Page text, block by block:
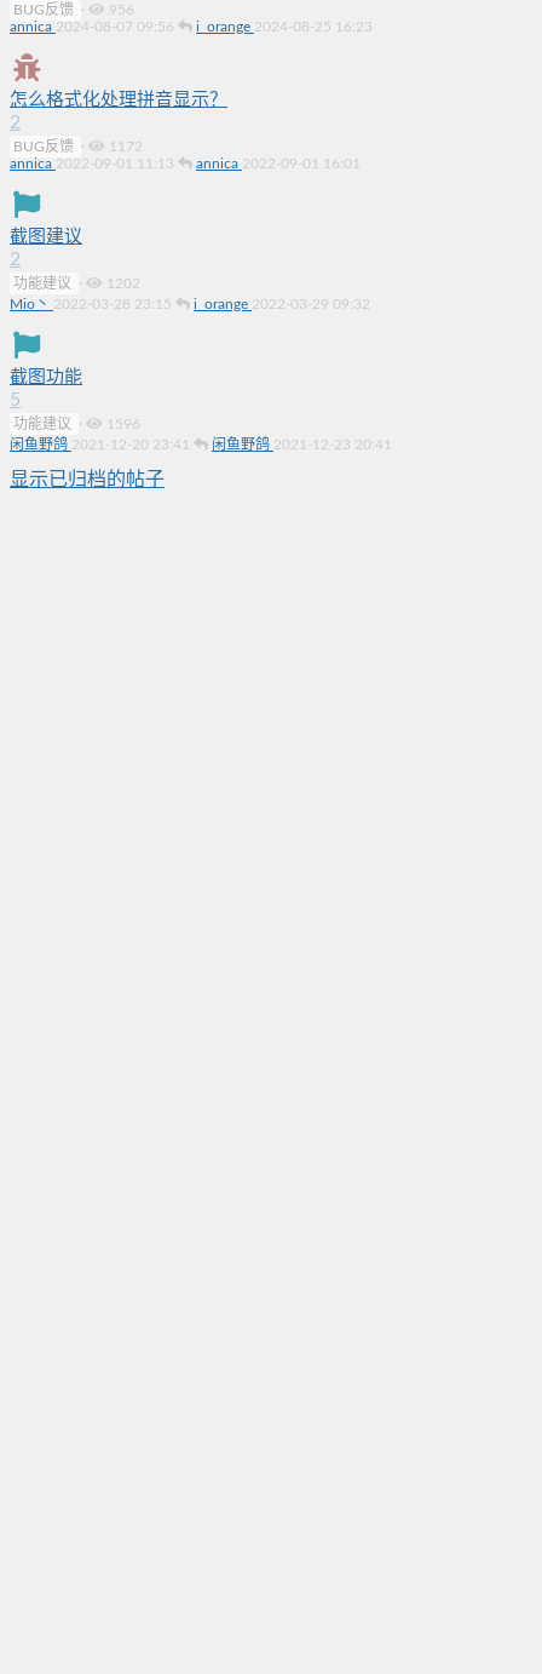
BUG反馈 ·
956
annica 2024-08-07 09:56 i_orange 2024-08-25 16:23
怎么格式化处理拼音显示？
2
BUG反馈 ·
1172
annica 2022-09-01 11:13 annica 2022-09-01 16:01
截图建议
2
功能建议 ·
1202
Mio丶 2022-03-28 23:15 i_orange 2022-03-29 09:32
截图功能
5
功能建议 ·
1596
闲鱼野鸽 2021-12-20 23:41 闲鱼野鸽 2021-12-23 20:41
显示已归档的帖子